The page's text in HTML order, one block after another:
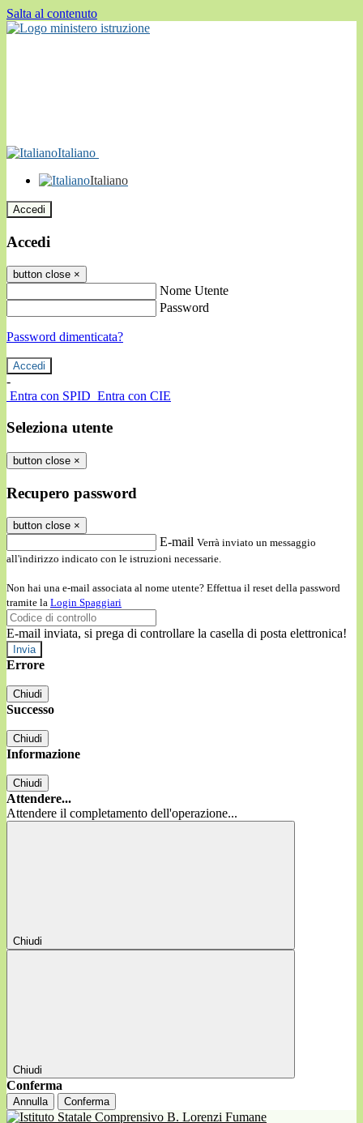
Salta al contenuto
Italiano
Italiano
Accedi
Accedi
button close ×
Nome Utente
Password
Password dimenticata?
-
Entra con SPID Entra con CIE
Seleziona utente
button close ×
Recupero password
button close ×
E-mail Verrà inviato un messaggio
all'indirizzo indicato con le istruzioni necessarie.
Non hai una e-mail associata al nome utente? Effettua il reset della password
tramite la Login Spaggiari
E-mail inviata, si prega di controllare la casella di posta elettronica!
Errore
Chiudi
Successo
Chiudi
Informazione
Chiudi
Attendere...
Attendere il completamento dell'operazione...
Chiudi
Chiudi
Conferma
Annulla Conferma